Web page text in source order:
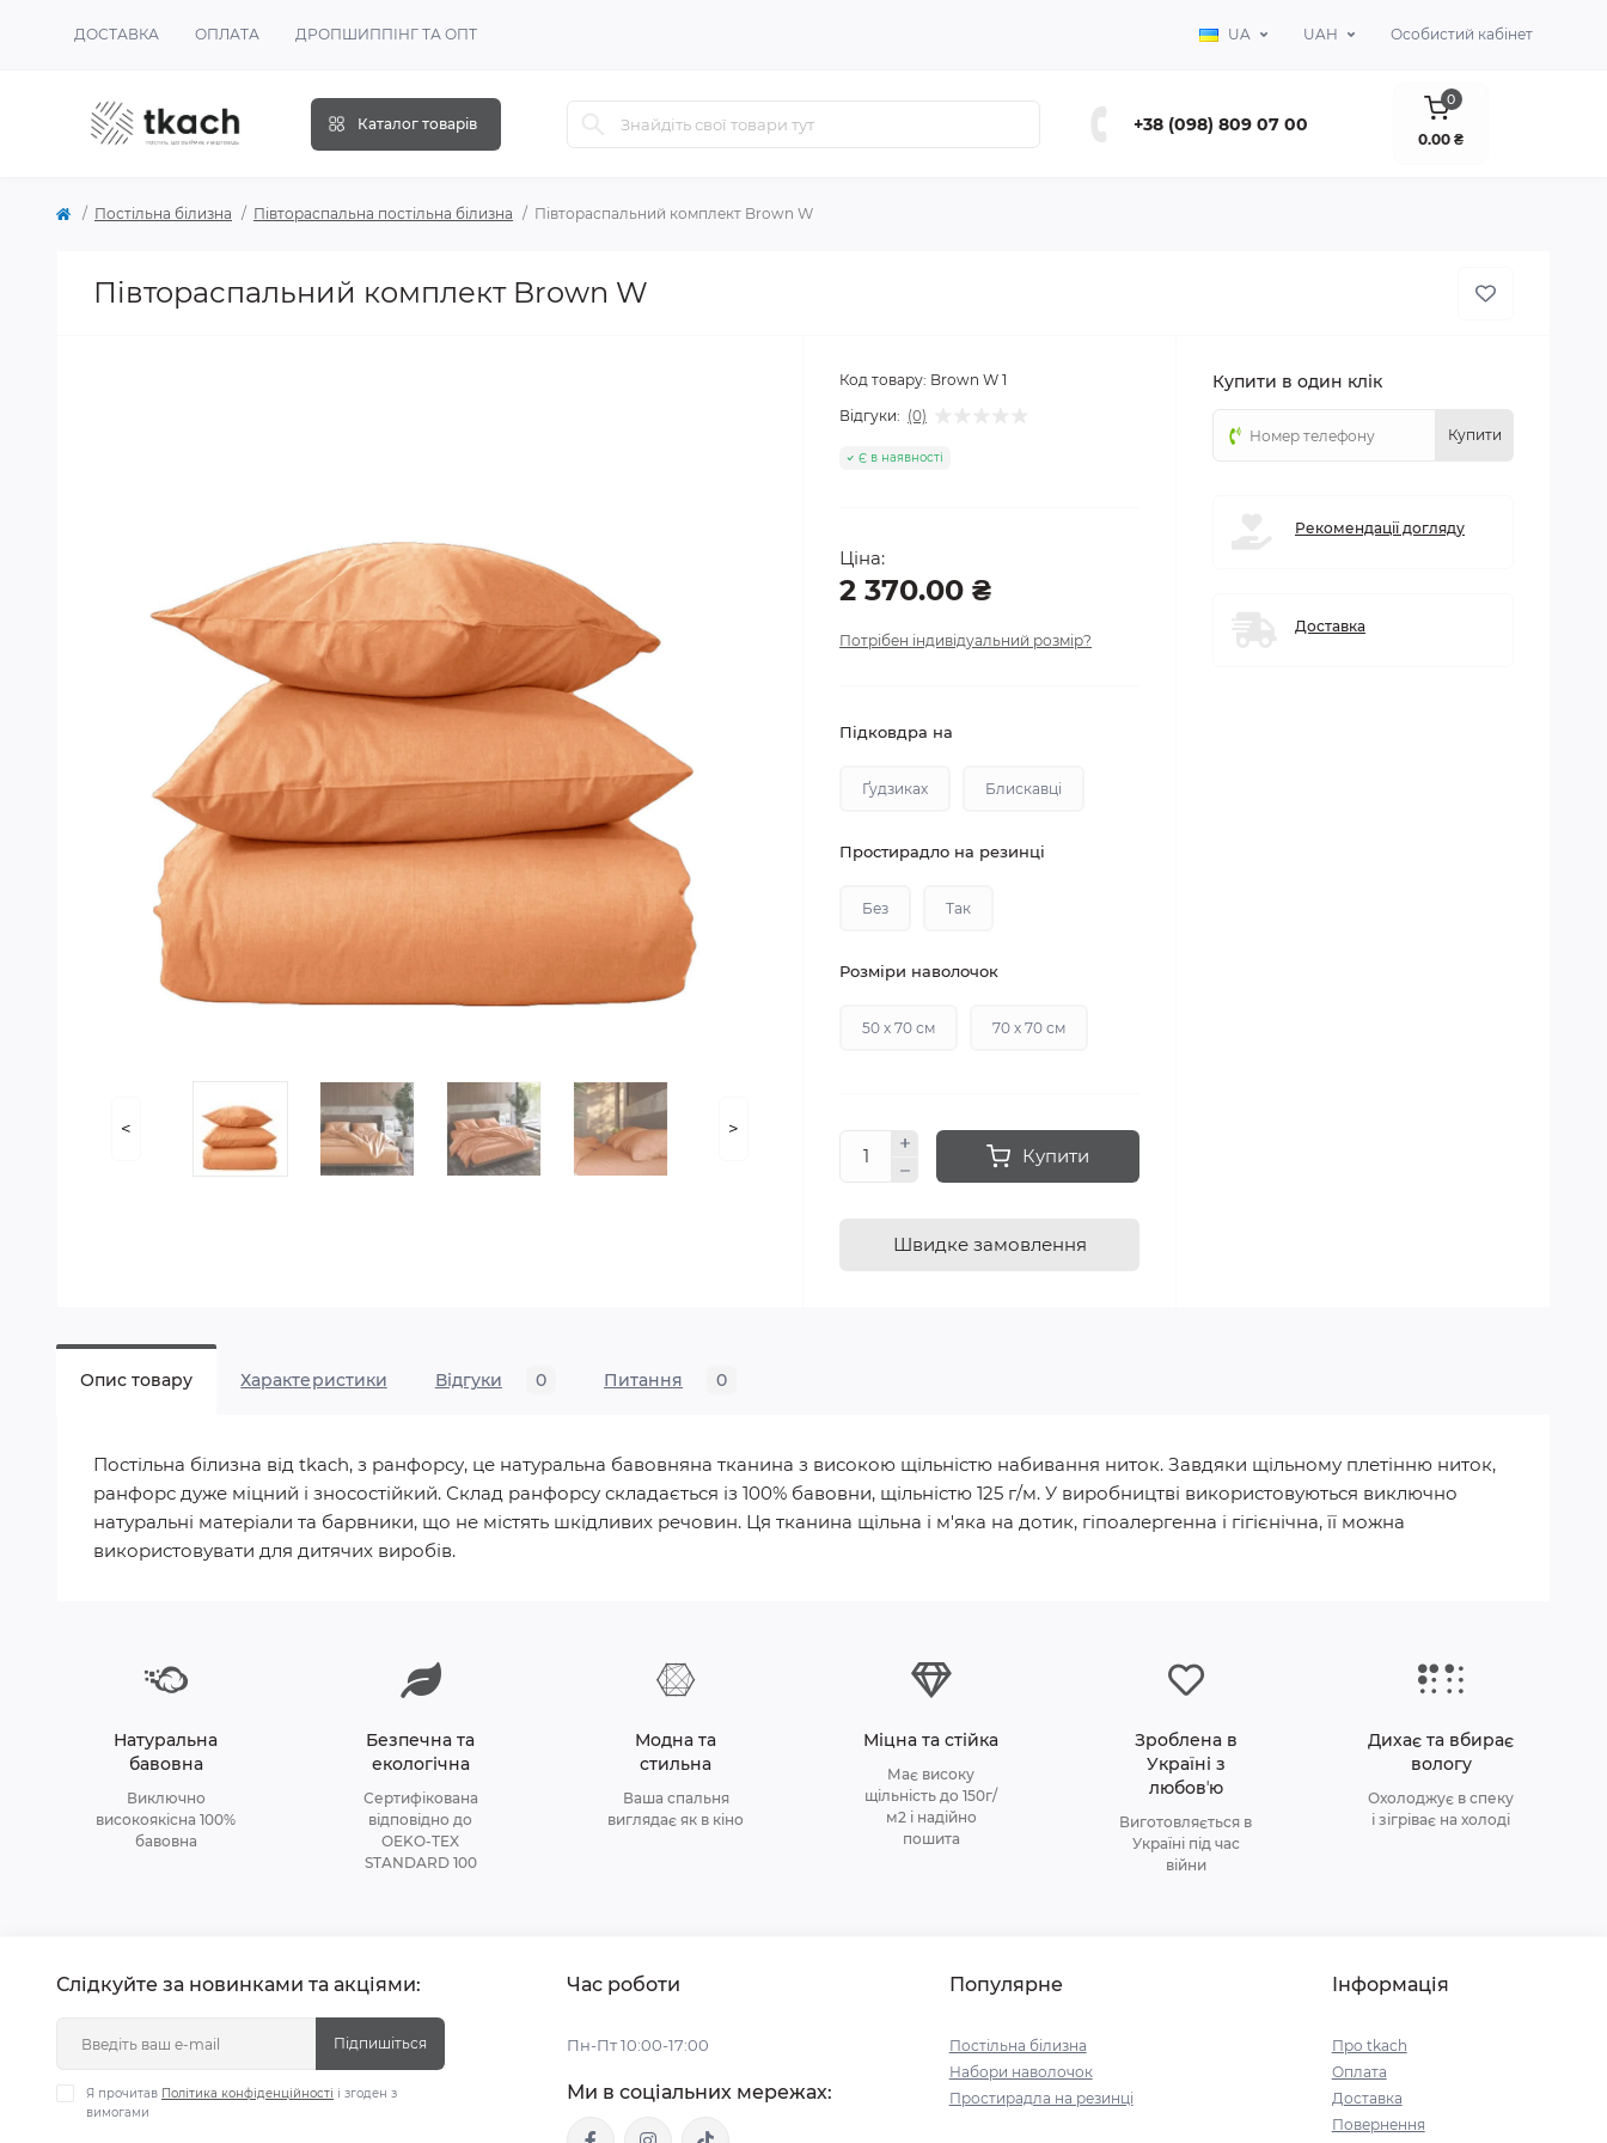
ДОСТАВКА ОПЛАТА ДРОПШИППІНГ ТА ОПТ UA UAH Особистий кабінет
Каталог товарів +38 (098) 809 07 00
0
0.00 ₴
Постільна білизна Півтораспальна постільна білизна Півтораспальний комплект Brown W
Півтораспальний комплект Brown W
< >
Код товару: Brown W 1
Відгуки: (0)
Є в наявності
Ціна:
2 370.00 ₴
Потрібен індивідуальний розмір?
Підковдра на
Ґудзиках Блискавці
Простирадло на резинці
Без Так
Розміри наволочок
50 х 70 см 70 х 70 см
Купити
Швидке замовлення
Купити в один клік
Купити
Рекомендації догляду
Доставка
Опис товару Характеристики Відгуки 0 Питання 0
Постільна білизна від tkach, з ранфорсу, це натуральна бавовняна тканина з високою щільністю набивання ниток. Завдяки щільному плетінню ниток,
ранфорс дуже міцний і зносостійкий. Склад ранфорсу складається із 100% бавовни, щільністю 125 г/м. У виробництві використовуються виключно
натуральні матеріали та барвники, що не містять шкідливих речовин. Ця тканина щільна і м'яка на дотик, гіпоалергенна і гігієнічна, її можна
використовувати для дитячих виробів.
Натуральна
бавовна
Виключно
високоякісна 100%
бавовна
Безпечна та
екологічна
Сертифікована
відповідно до
OEKO-TEX
STANDARD 100
Модна та
стильна
Ваша спальня
виглядає як в кіно
Міцна та стійка
Має високу
щільність до 150г/
м2 і надійно
пошита
Зроблена в
Україні з
любовʼю
Виготовляється в
Україні під час
війни
Дихає та вбирає
вологу
Охолоджує в спеку
і зігріває на холоді
Слідкуйте за новинками та акціями:
Підпишіться
Я прочитав Політика конфіденційності і згоден з
вимогами
Час роботи
Пн-Пт 10:00-17:00
Ми в соціальних мережах:
Популярне
Постільна білизна
Набори наволочок
Простирадла на резинці
Інформація
Про tkach
Оплата
Доставка
Повернення